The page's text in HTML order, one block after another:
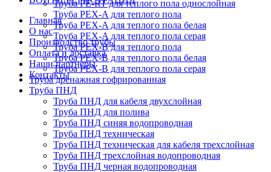
Труба PE-RT для теплого пола однослойная
Труба PEX-A для теплого пола
Труба PEX-A для теплого пола белая
Труба PEX-A для теплого пола серая
Труба PEX-B для теплого пола
Труба PEX-B для теплого пола белая
Труба PEX-B для теплого пола серая
Труба дренажная гофрированная
Труба ПНД
Труба ПНД для кабеля двухслойная
Труба ПНД для полива
Труба ПНД синяя водопроводная
Труба ПНД техническая
Труба ПНД техническая для кабеля трехслойная
Труба ПНД трехслойная водопроводная
Труба ПНД черная водопроводная
Главная
О нас
Производство трубы
Оплата и доставка
Наши партнеры
Контакты